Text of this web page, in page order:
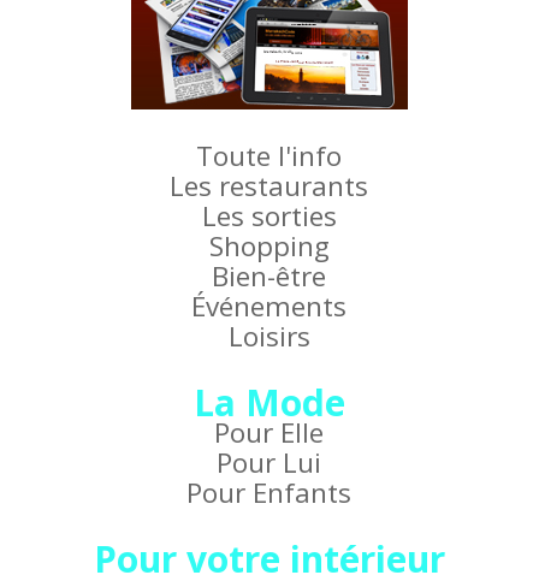
Toute l'info
Les restaurants
Les sorties
Shopping
Bien-être
Événements
Loisirs
La Mode
Pour Elle
Pour Lui
Pour Enfants
Pour votre intérieur